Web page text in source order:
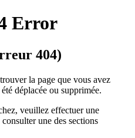
Error
404)
la page que vous avez
déplacée ou supprimée.
veuillez effectuer une
consulter une des sections